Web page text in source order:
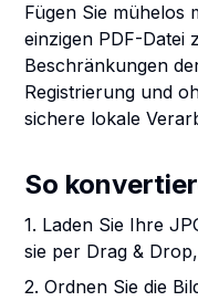
Fügen Sie mühelos
einzigen PDF-Datei
Beschränkungen
Registrierung und
sichere lokale
So
1. Laden Sie Ihre
sie per Drag &
2. Ordnen Sie die